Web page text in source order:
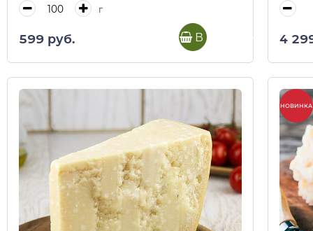
г
599 руб. В корзину 4
НОВИНКА